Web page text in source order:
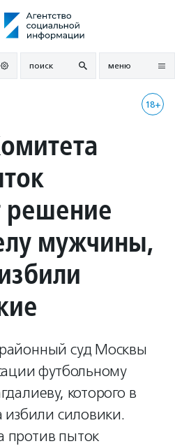
поиск меню
18+
мужчины,
суд Москвы
футбольному
которого в
избили силовики.
против пыток